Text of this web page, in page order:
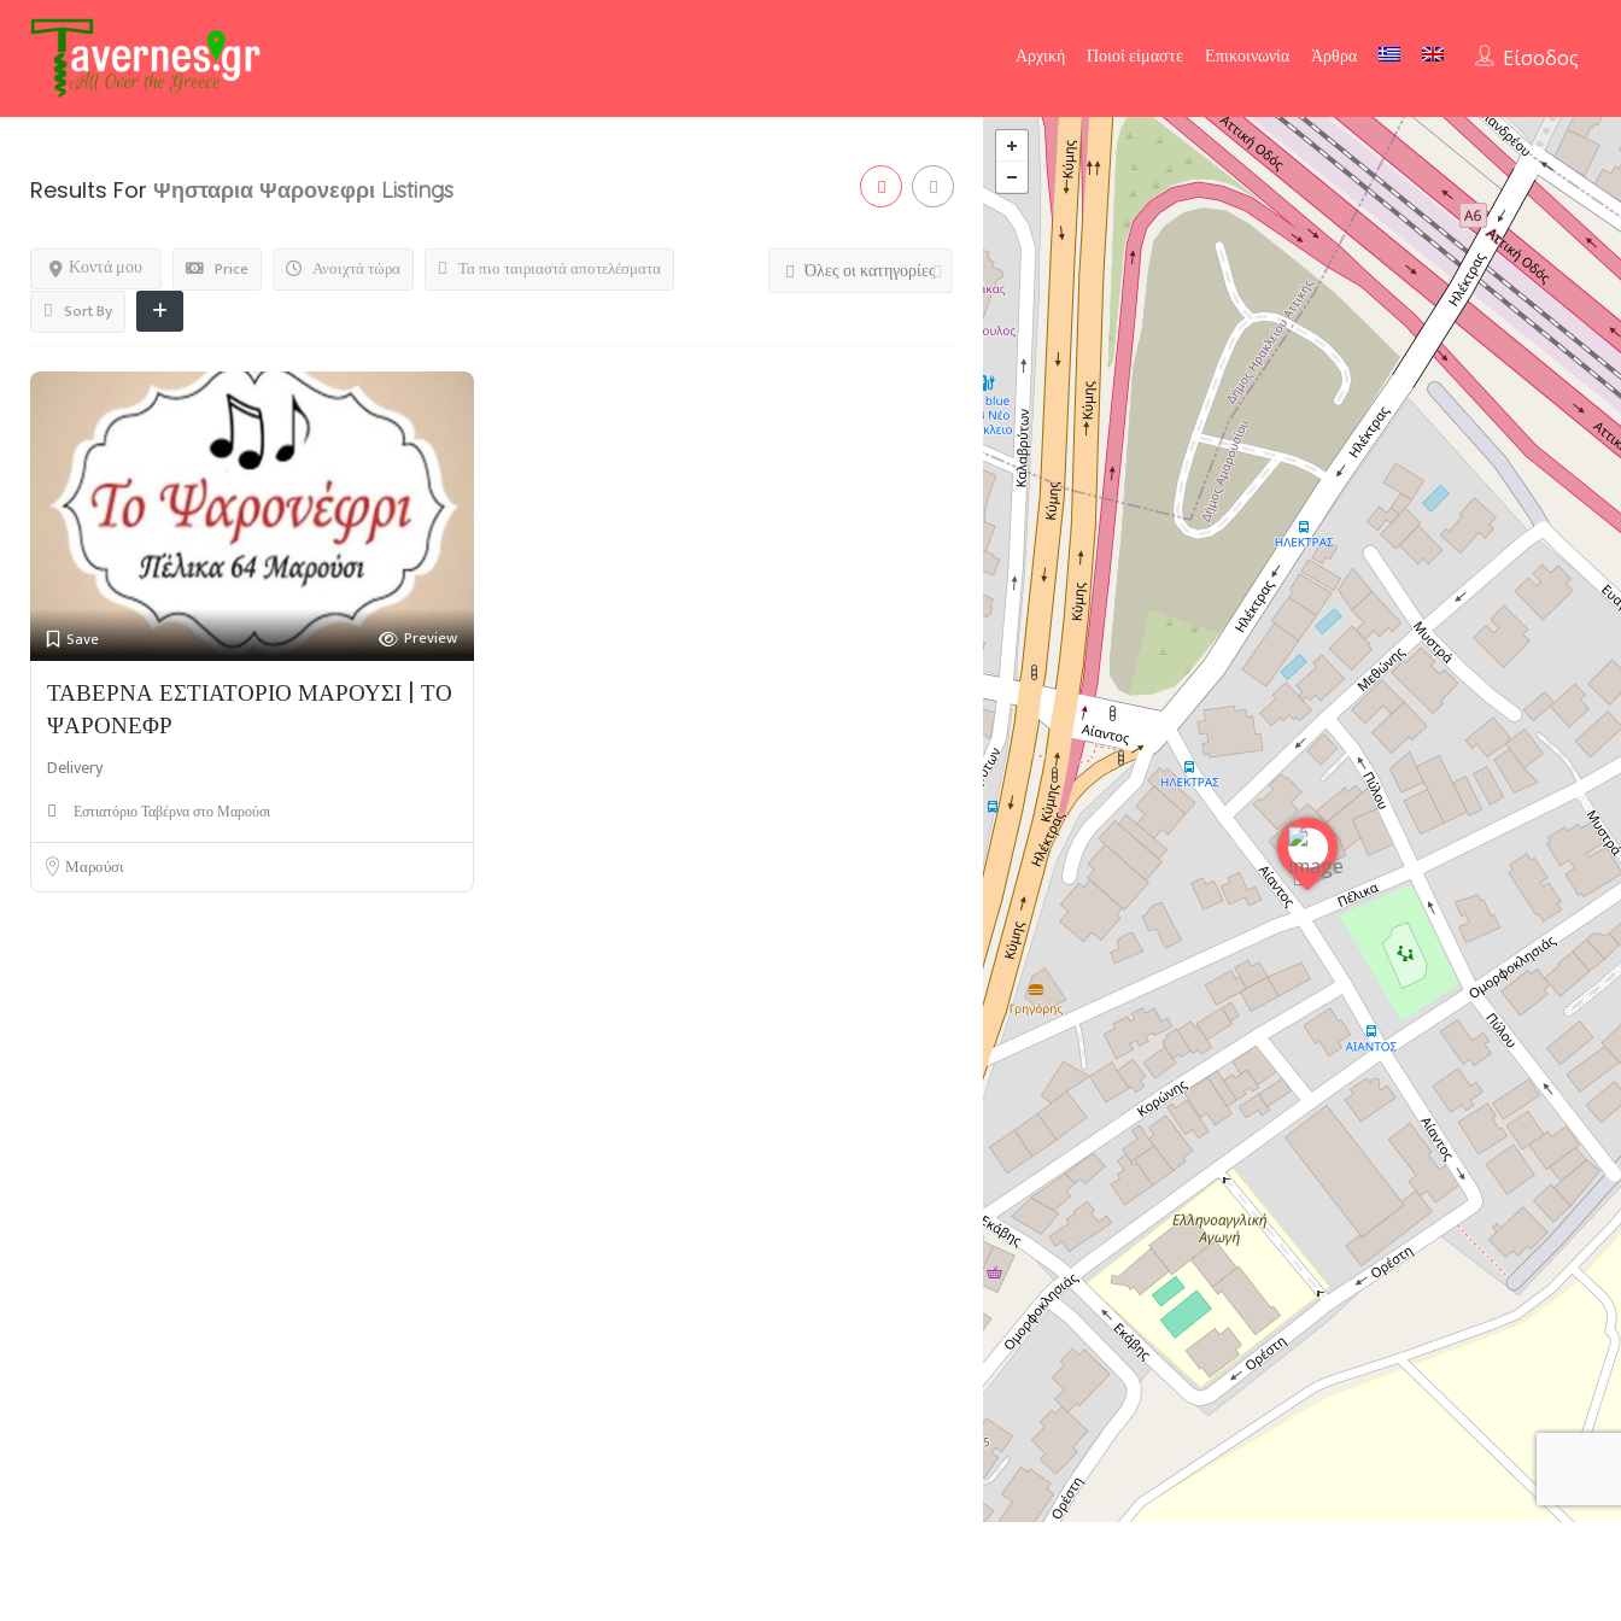
Είσοδος
Αρχική Ποιοί είμαστε Επικοινωνία Άρθρα
Results For Ψησταρια Ψαρονεφρι Listings
Price Ανοιχτά τώρα
Κοντά μου
Τα πιο ταιριαστά αποτελέσματα
Sort By
Όλες οι κατηγορίες
Save Preview
ΤΑΒΕΡΝΑ ΕΣΤΙΑΤΟΡΙΟ ΜΑΡΟΥΣΙ | ΤΟ
ΨΑΡΟΝΕΦΡ
Delivery
Εστιατόριο Ταβέρνα στο Μαρούσι
Μαρούσι